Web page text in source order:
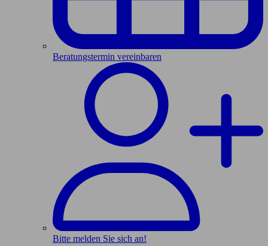
Beratungstermin vereinbaren
Bitte melden Sie sich an!